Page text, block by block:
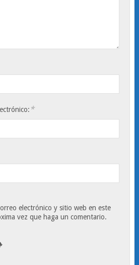
*
electrónico y sitio web en este
vez que haga un comentario.